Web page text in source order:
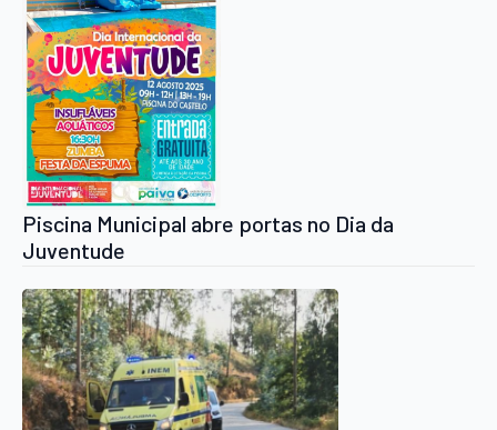
Piscina Municipal abre portas no Dia da
Juventude